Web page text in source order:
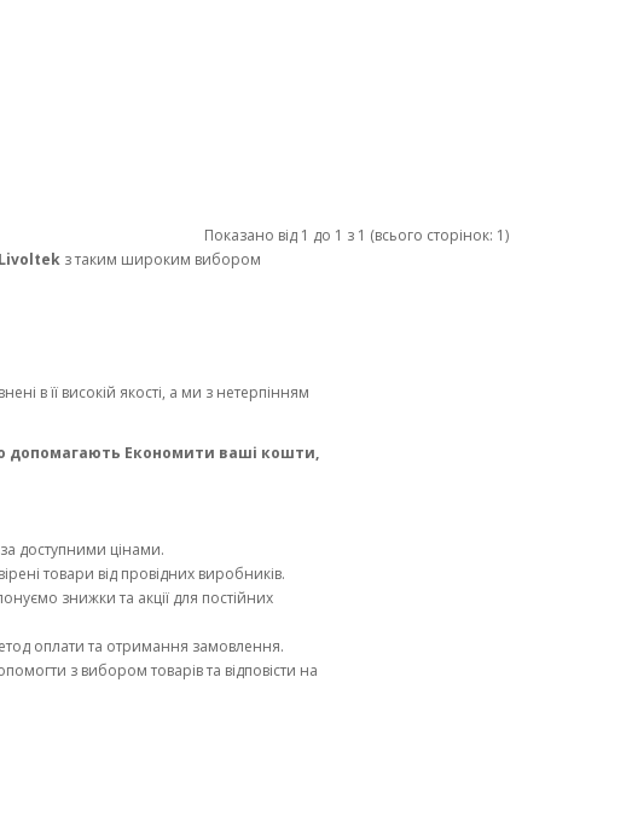
Показано від 1 до 1 з 1 (всього сторінок: 1)
Livoltekз таким широким вибором
в її високій якості, а ми з нетерпінням
допомагають Економити ваші кошти,
доступними цінами.
товари від провідних виробників.
знижки та акції для постійних
оплати та отримання замовлення.
з вибором товарів та відповісти на